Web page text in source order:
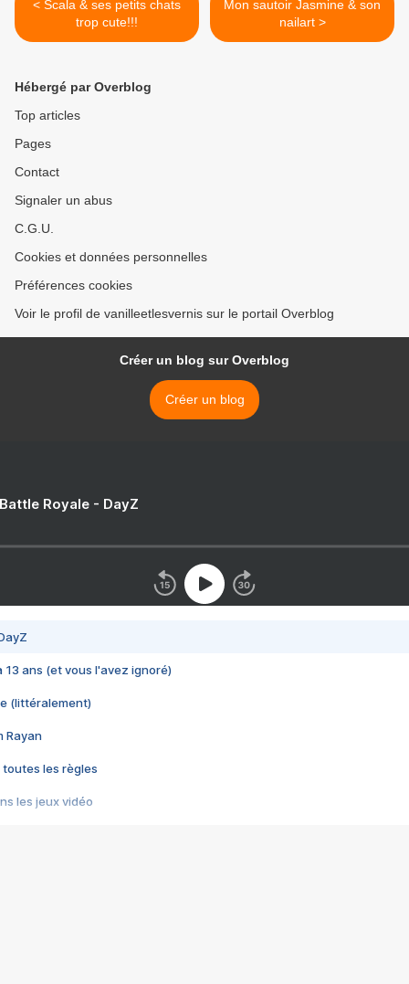
< Scala & ses petits chats
trop cute!!!
Mon sautoir Jasmine & son
nailart >
Hébergé par Overblog
Top articles
Pages
Contact
Signaler un abus
C.G.U.
Cookies et données personnelles
Préférences cookies
Voir le profil de vanilleetlesvernis sur le portail Overblog
Créer un blog sur Overblog
Créer un blog
Royale - DayZ
13 ans (et vous l'avez ignoré)
(littéralement)
Rayan
toutes les règles
les jeux vidéo